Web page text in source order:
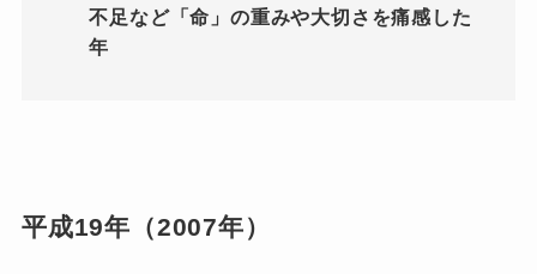
不足など「命」の重みや大切さを痛感した
年
平成19年（2007年）